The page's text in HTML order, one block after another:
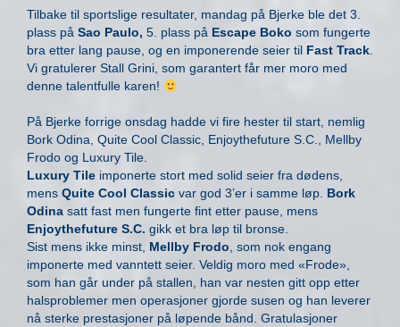
Tilbake til sportslige resultater, mandag på Bjerke ble det 3.
plass på Sao Paulo, 5. plass på Escape Boko som fungerte
bra etter lang pause, og en imponerende seier til Fast Track.
Vi gratulerer Stall Grini, som garantert får mer moro med
denne talentfulle karen!
På Bjerke forrige onsdag hadde vi fire hester til start, nemlig
Bork Odina, Quite Cool Classic, Enjoythefuture S.C., Mellby
Frodo og Luxury Tile.
Luxury Tile imponerte stort med solid seier fra dødens,
mens Quite Cool Classic var god 3’er i samme løp. Bork
Odina satt fast men fungerte fint etter pause, mens
Enjoythefuture S.C. gikk et bra løp til bronse.
Sist mens ikke minst, Mellby Frodo, som nok engang
imponerte med vanntett seier. Veldig moro med «Frode»,
som han går under på stallen, han var nesten gitt opp etter
halsproblemer men operasjoner gjorde susen og han leverer
nå sterke prestasjoner på løpende bånd. Gratulasjoner